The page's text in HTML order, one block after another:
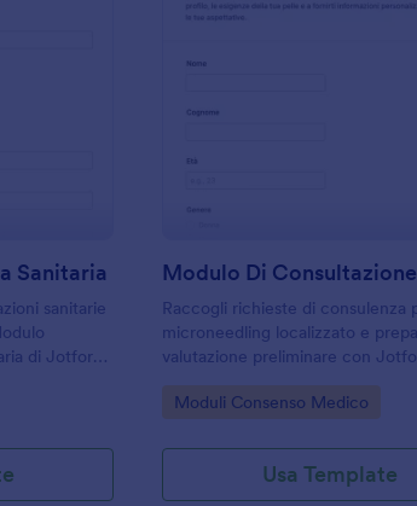
Sanitaria
sanitarie
di Jotform,
raccolta dati
:
Raccogli richieste di consulenza
microneedling localizzato e
valutazione preliminare con
per centri estetici e professionisti
vogliono velocizzare la raccolta
Go to Category:
Moduli Consenso Medico
Usa Template